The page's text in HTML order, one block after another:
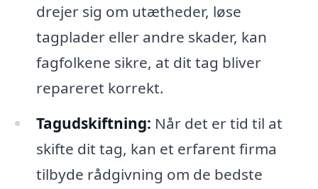
drejer sig om utætheder, løse
tagplader eller andre skader, kan
fagfolkene sikre, at dit tag bliver
repareret korrekt.
Tagudskiftning: Når det er tid til at
skifte dit tag, kan et erfarent firma
tilbyde rådgivning om de bedste